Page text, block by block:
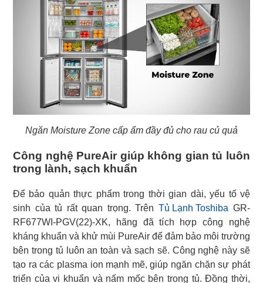
Ngăn Moisture Zone cấp ẩm đầy đủ cho rau củ quả
Công nghệ PureAir giúp không gian tủ luôn
trong lành, sạch khuẩn
Để bảo quản thực phẩm trong thời gian dài, yếu tố vệ
sinh của tủ rất quan trọng. Trên Tủ Lạnh Toshiba GR-
RF677WI-PGV(22)-XK, hãng đã tích hợp công nghệ
kháng khuẩn và khử mùi PureAir để đảm bảo môi trường
bên trong tủ luôn an toàn và sạch sẽ. Công nghệ này sẽ
tạo ra các plasma ion mạnh mẽ, giúp ngăn chặn sự phát
triển của vi khuẩn và nấm mốc bên trong tủ. Đồng thời,